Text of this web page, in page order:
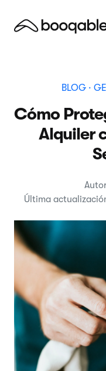
BLOG ·
Cómo
Alquiler
Última